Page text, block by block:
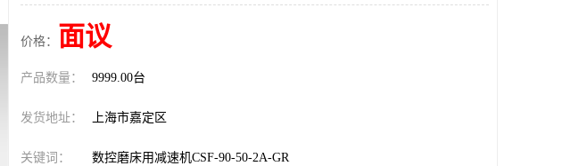
价格： 面议
产品数量： 9999.00台
发货地址： 上海市嘉定区
关键词： 数控磨床用减速机CSF-90-50-2A-GR